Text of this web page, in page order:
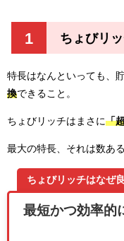
1 ちょびリ
特長はなんといっても、
換できること。
ちょびリッチはまさに「
最大の特長、それは数あ
ちょびリッチはなぜ
最短かつ効率的